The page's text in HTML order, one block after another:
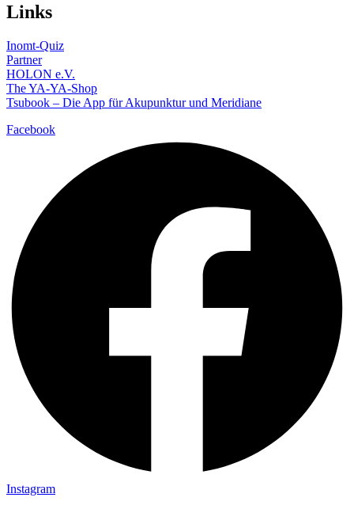
Links
Inomt-Quiz
Partner
HOLON e.V.
The YA-YA-Shop
Tsubook – Die App für Akupunktur und Meridiane
Facebook
Instagram